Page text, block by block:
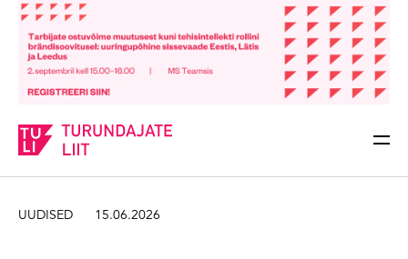
Sisesta märksõna
UUDISED 15.06.2026